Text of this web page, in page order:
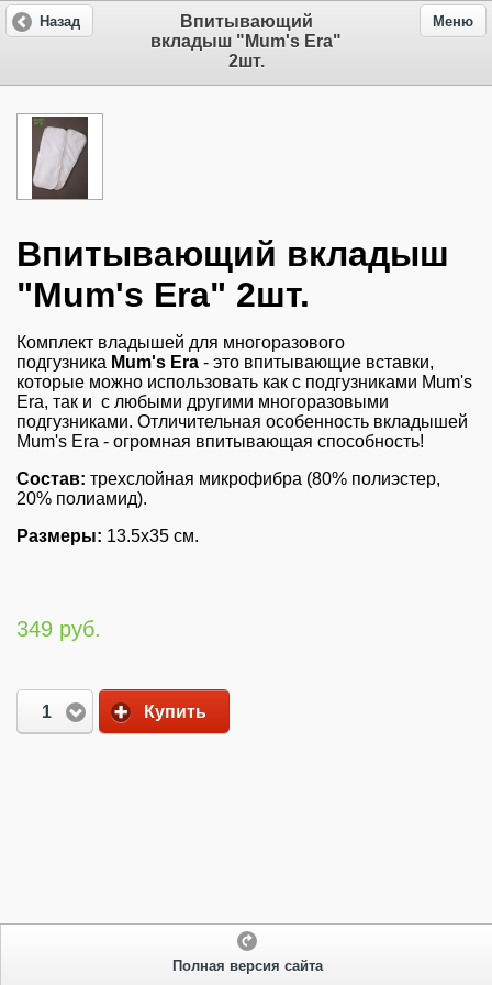
Впитывающий
вкладыш "Mum's Era"
2шт.
Назад Меню
Впитывающий вкладыш
"Mum's Era" 2шт.
Комплект владышей для многоразового
подгузника Mum's Era - это впитывающие вставки,
которые можно использовать как с подгузниками Mum's
Era, так и с любыми другими многоразовыми
подгузниками. Отличительная особенность вкладышей
Mum's Era - огромная впитывающая способность!
Состав: трехслойная микрофибра (80% полиэстер,
20% полиамид).
Размеры: 13.5х35 см.
349 руб.
1 Купить
Полная версия сайта